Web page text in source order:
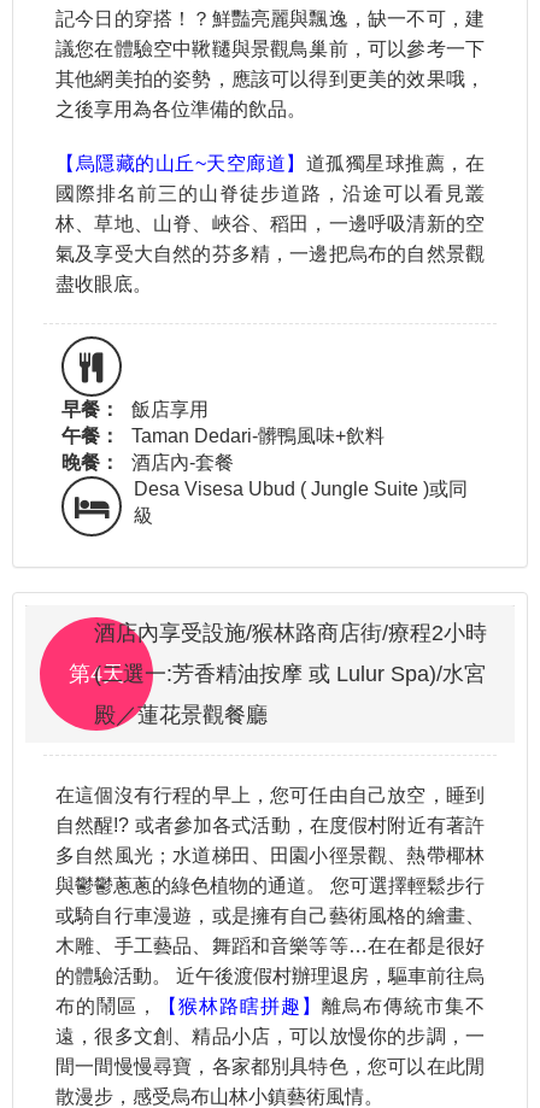
記今日的穿搭！？鮮豔亮麗與飄逸，缺一不可，建
議您在體驗空中鞦韆與景觀鳥巢前，可以參考一下
其他網美拍的姿勢，應該可以得到更美的效果哦，
之後享用為各位準備的飲品。
【烏隱藏的山丘~天空廊道】 道孤獨星球推薦，在
國際排名前三的山脊徒步道路，沿途可以看見叢
林、草地、山脊、峽谷、稻田，一邊呼吸清新的空
氣及享受大自然的芬多精，一邊把烏布的自然景觀
盡收眼底。
早餐：
飯店享用
午餐：
Taman Dedari-髒鴨風味+飲料
晚餐：
酒店內-套餐
Desa Visesa Ubud ( Jungle Suite )或同
級
第4天
酒店內享受設施/猴林路商店街/療程2小時
(二選一:芳香精油按摩 或 Lulur Spa)/水宮
殿／蓮花景觀餐廳
在這個沒有行程的早上，您可任由自己放空，睡到
自然醒!? 或者參加各式活動，在度假村附近有著許
多自然風光；水道梯田、田園小徑景觀、熱帶椰林
與鬱鬱蔥蔥的綠色植物的通道。 您可選擇輕鬆步行
或騎自行車漫遊，或是擁有自己藝術風格的繪畫、
木雕、手工藝品、舞蹈和音樂等等…在在都是很好
的體驗活動。 近午後渡假村辦理退房，驅車前往烏
布的鬧區，
【猴林路瞎拼趣】 離烏布傳統市集不
遠，很多文創、精品小店，可以放慢你的步調，一
間一間慢慢尋寶，各家都別具特色，您可以在此閒
散漫步，感受烏布山林小鎮藝術風情。